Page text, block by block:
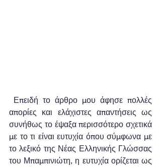
απορίες και ελάχιστες απαντήσεις ως
συνήθως το έψαξα περισσότερο σχετικά
με το τι είναι ευτυχία όπου σύμφωνα µε
το λεξικό της Νέας Ελληνικής Γλώσσας
του Μπαμπινιώτη, η ευτυχία ορίζεται ως